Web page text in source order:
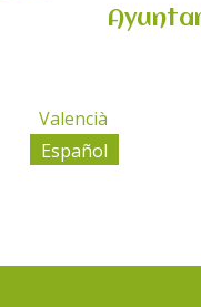
Valencià
Español